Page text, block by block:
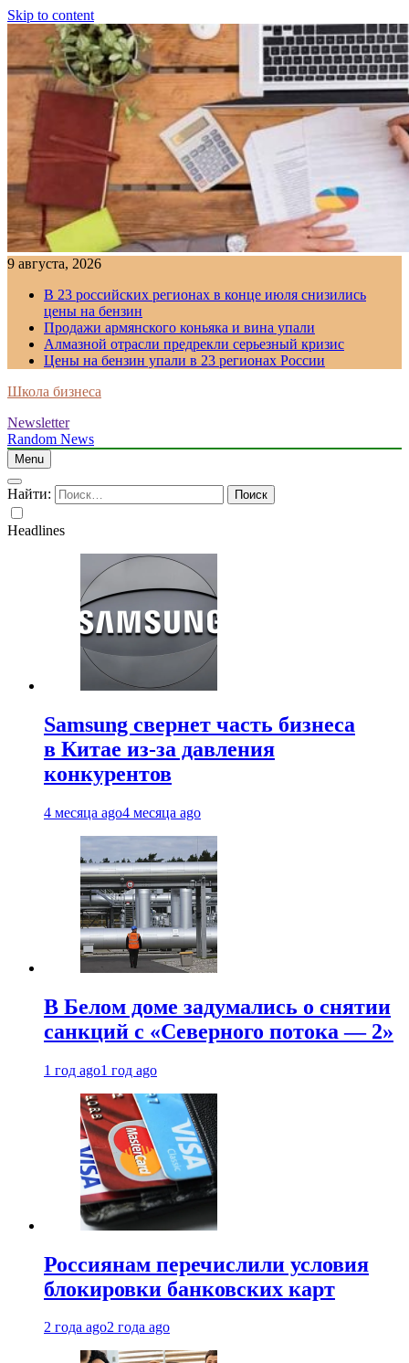
Skip to content
9 августа, 2026
В 23 российских регионах в конце июля снизились
цены на бензин
Продажи армянского коньяка и вина упали
Алмазной отрасли предрекли серьезный кризис
Цены на бензин упали в 23 регионах России
Школа бизнеса
Newsletter
Random News
Menu
Найти:
Headlines
Samsung свернет часть бизнеса
в Китае из-за давления
конкурентов
4 месяца ago4 месяца ago
В Белом доме задумались о снятии
санкций с «Северного потока — 2»
1 год ago1 год ago
Россиянам перечислили условия
блокировки банковских карт
2 года ago2 года ago